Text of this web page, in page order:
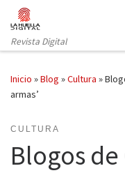
Saltar al contenido
Revista Digital
Inicio »Blog »Cultura »
armas’
CULTURA
Blogos